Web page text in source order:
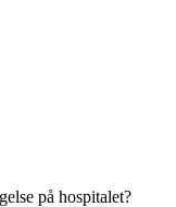
på hospitalet?